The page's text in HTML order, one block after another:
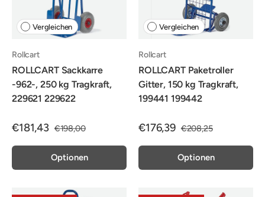
Vergleichen
Rollcart
ROLLCART Sackkarre
-962-, 250 kg Tragkraft,
229621 229622
€181,43 €198,00
Optionen
Vergleichen
Rollcart
ROLLCART Paketroller
Gitter, 150 kg Tragkraft,
199441 199442
€176,39 €208,25
Optionen